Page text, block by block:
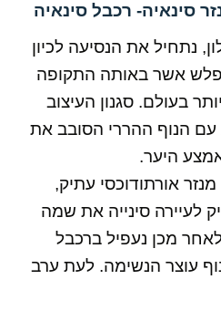
סינאיה- רכבל סינאיה
נתחיל את הנסיעה לכיון
פלש אשר באותה התקופה
בעולם. סגנון העיצוב
הנוף ההררי הסובב את
היער.
מנזר אורתודוכסי עתיק,
1690, העניק לעיירה סינייה את שמה
מכן נעפיל ברכבל
עוצר הנשימה. לעת ערב